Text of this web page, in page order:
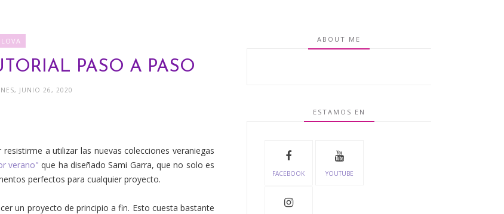
PASO A PASO
JUNIO 26, 2020
a utilizar las nuevas colecciones veraniegas
verano" que ha diseñado Sami Garra, que no solo es
perfectos para cualquier proyecto.
un proyecto de principio a fin. Esto cuesta bastante
ABOUT ME
ESTAMOS EN
FACEBOOK YOUTUBE